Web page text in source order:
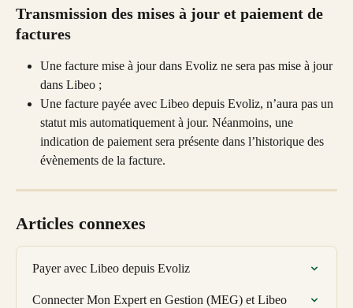
Transmission des mises à jour et paiement de
factures
Une facture mise à jour dans Evoliz ne sera pas mise à jour
dans Libeo ;
Une facture payée avec Libeo depuis Evoliz, n’aura pas un
statut mis automatiquement à jour. Néanmoins, une
indication de paiement sera présente dans l’historique des
évènements de la facture.
Articles connexes
Payer avec Libeo depuis Evoliz
Connecter Mon Expert en Gestion (MEG) et Libeo